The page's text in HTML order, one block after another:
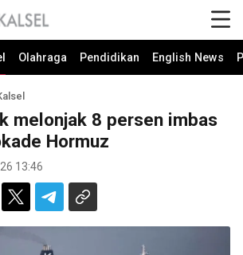
Olahraga Pendidikan English News
melonjak 8 persen imbas
Hormuz
13:46